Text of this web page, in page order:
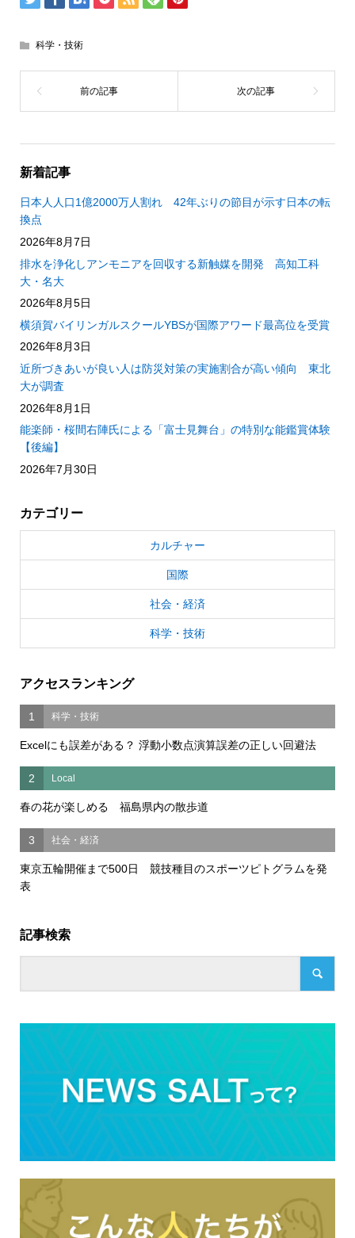
科学・技術
新着記事
日本人人口1億2000万人割れ 42年ぶりの節目が示す日本の転
換点
2026年8月7日
排水を浄化しアンモニアを回収する新触媒を開発 高知工科
大・名大
2026年8月5日
横須賀バイリンガルスクールYBSが国際アワード最高位を受賞
2026年8月3日
近所づきあいが良い人は防災対策の実施割合が高い傾向 東北
大が調査
2026年8月1日
能楽師・桜間右陣氏による「富士見舞台」の特別な能鑑賞体験
【後編】
2026年7月30日
カテゴリー
カルチャー
国際
社会・経済
科学・技術
アクセスランキング
1 科学・技術
Excelにも誤差がある？ 浮動小数点演算誤差の正しい回避法
2 Local
春の花が楽しめる 福島県内の散歩道
3 社会・経済
東京五輪開催まで500日 競技種目のスポーツピトグラムを発
表
記事検索